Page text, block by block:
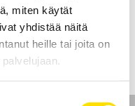
miten käytät
yhdistää näitä
heille tai joita on
LUE LISÄÄ